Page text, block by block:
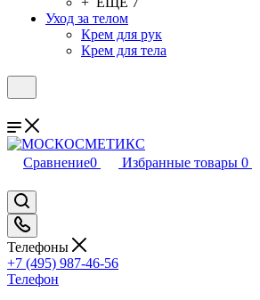
Уход за телом
Крем для рук
Крем для тела
Сравнение0 Избранные товары 0
Телефоны
+7 (495) 987-46-56
Телефон